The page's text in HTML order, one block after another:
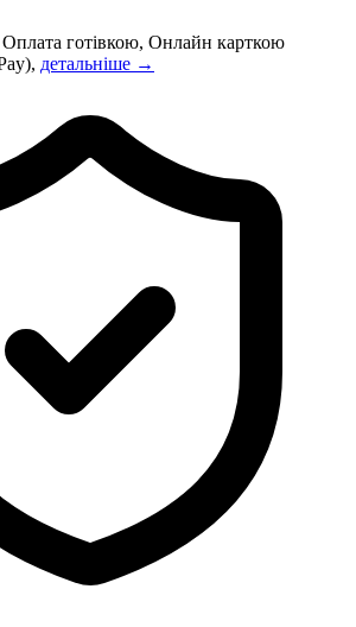
готівкою, Онлайн карткою
детальніше →